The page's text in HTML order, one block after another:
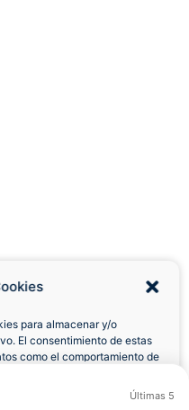
para almacenar y/o
El consentimiento de estas
como el comportamiento de
negativamente a ciertasÚltimas 5
Devolución 7 Días